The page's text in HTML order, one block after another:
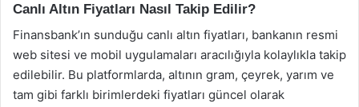
Canlı Altın Fiyatları Nasıl Takip Edilir?
Finansbank’ın sunduğu canlı altın fiyatları, bankanın resmi
web sitesi ve mobil uygulamaları aracılığıyla kolaylıkla takip
edilebilir. Bu platformlarda, altının gram, çeyrek, yarım ve
tam gibi farklı birimlerdeki fiyatları güncel olarak